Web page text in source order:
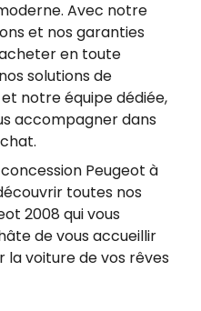
Avec notre
et nos garanties
en toute
solutions de
notre équipe dédiée,
accompagner dans
Peugeot à
toutes nos
2008 qui vous
de vous accueillir
la voiture de vos rêves